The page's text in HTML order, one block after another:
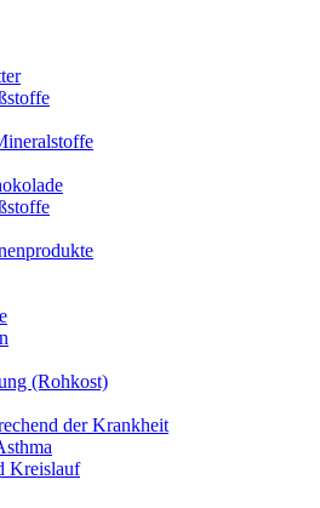
(Rohkost)
der Krankheit
Kreislauf